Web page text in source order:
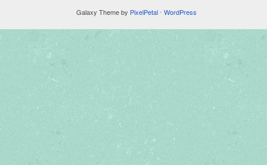
Galaxy Theme by PixelPetal ⋅ WordPress